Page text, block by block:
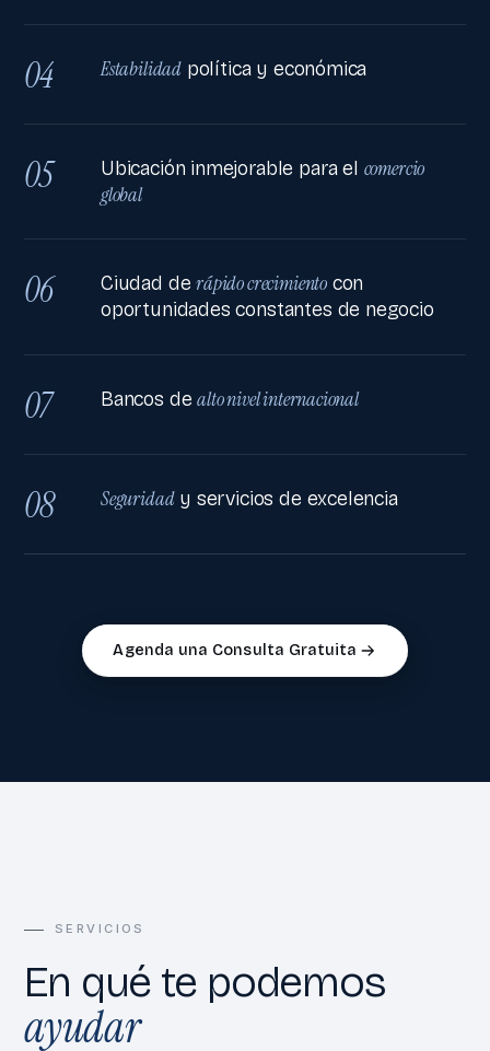
04 Estabilidad política y económica
05 Ubicación inmejorable para el comercio
global
06 Ciudad derápido crecimientocon
oportunidades constantes de negocio
07 Bancos dealto nivel internacional
08 Seguridady servicios de excelencia
Agenda una Consulta Gratuita
SERVICIOS
En qué te podemos
ayudar